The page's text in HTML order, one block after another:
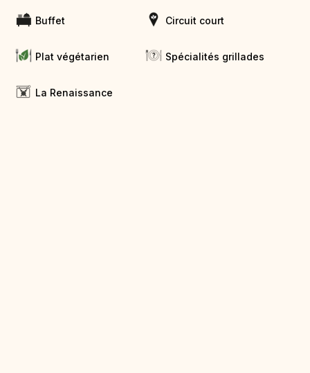
Buffet Circuit court
Plat végétarien Spécialités grillades
La Renaissance